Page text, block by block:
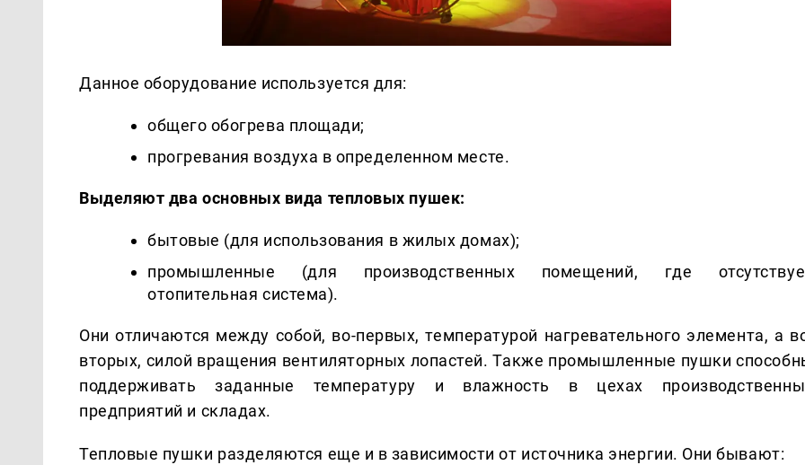
Данное оборудование используется для:
общего обогрева площади;
прогревания воздуха в определенном месте.
Выделяют два основных вида тепловых пушек:
бытовые (для использования в жилых домах);
промышленные (для производственных помещений, где
отопительная система).
Они отличаются между собой, во-первых, температурой нагревательного элемента, а
вторых, силой вращения вентиляторных лопастей. Также промышленные пушки
поддерживать заданные температуру и влажность в цехах
предприятий и складах.
Тепловые пушки разделяются еще и в зависимости от источника энергии. Они бывают: